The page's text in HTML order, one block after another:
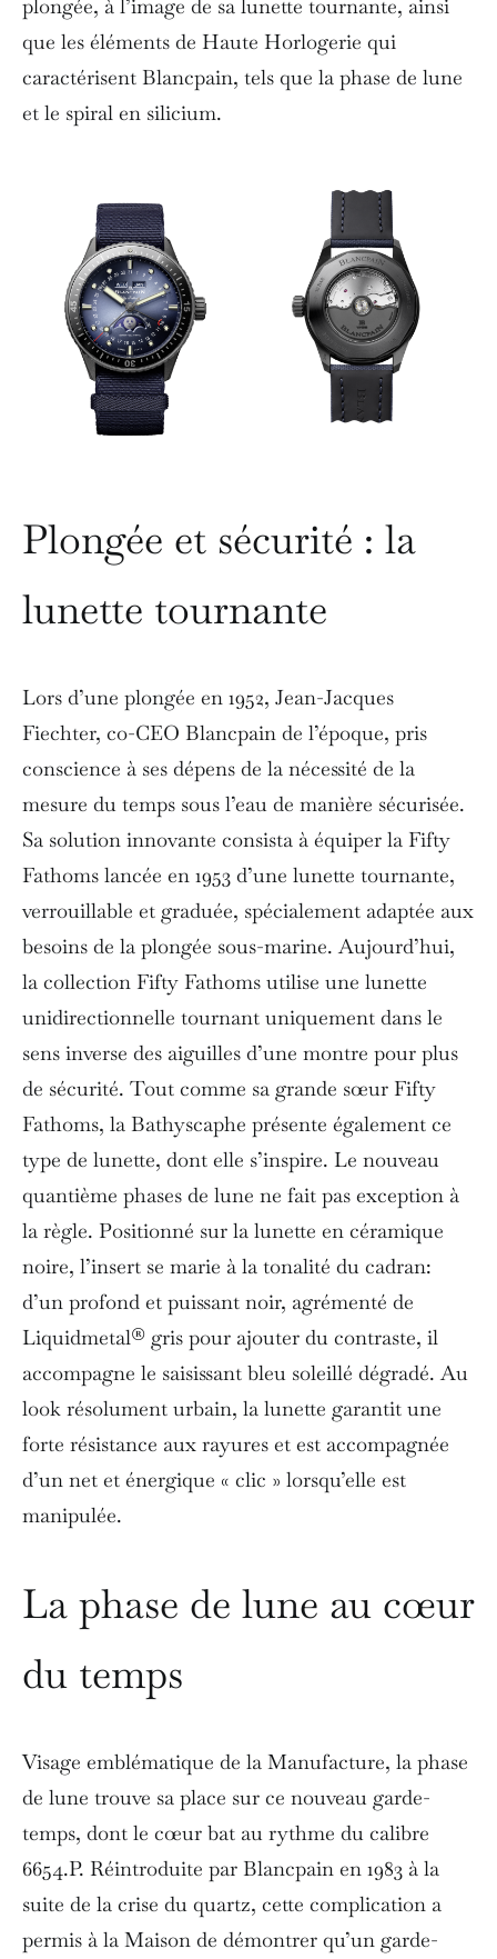
plongée, à l’image de sa lunette tournante, ainsi
que les éléments de Haute Horlogerie qui
caractérisent Blancpain, tels que la phase de lune
et le spiral en silicium.
Plongée et sécurité : la
lunette tournante
Lors d’une plongée en 1952, Jean-Jacques
Fiechter, co-CEO Blancpain de l’époque, pris
conscience à ses dépens de la nécessité de la
mesure du temps sous l’eau de manière sécurisée.
Sa solution innovante consista à équiper la Fifty
Fathoms lancée en 1953 d’une lunette tournante,
verrouillable et graduée, spécialement adaptée aux
besoins de la plongée sous-marine. Aujourd’hui,
la collection Fifty Fathoms utilise une lunette
unidirectionnelle tournant uniquement dans le
sens inverse des aiguilles d’une montre pour plus
de sécurité. Tout comme sa grande sœur Fifty
Fathoms, la Bathyscaphe présente également ce
type de lunette, dont elle s’inspire. Le nouveau
quantième phases de lune ne fait pas exception à
la règle. Positionné sur la lunette en céramique
noire, l’insert se marie à la tonalité du cadran:
d’un profond et puissant noir, agrémenté de
Liquidmetal® gris pour ajouter du contraste, il
accompagne le saisissant bleu soleillé dégradé. Au
look résolument urbain, la lunette garantit une
forte résistance aux rayures et est accompagnée
d’un net et énergique « clic » lorsqu’elle est
manipulée.
La phase de lune au cœur
du temps
Visage emblématique de la Manufacture, la phase
de lune trouve sa place sur ce nouveau garde-
temps, dont le cœur bat au rythme du calibre
6654.P. Réintroduite par Blancpain en 1983 à la
suite de la crise du quartz, cette complication a
permis à la Maison de démontrer qu’un garde-